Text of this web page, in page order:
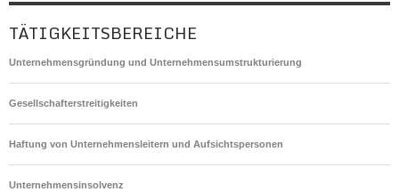
TÄTIGKEITSBEREICHE
Unternehmensgründung und Unternehmensumstrukturierung
Gesellschafterstreitigkeiten
Haftung von Unternehmensleitern und Aufsichtspersonen
Unternehmensinsolvenz